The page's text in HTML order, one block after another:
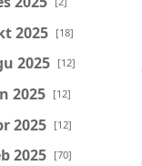
2025 [18]
2025 [12]
2025 [12]
2025 [12]
2025 [70]